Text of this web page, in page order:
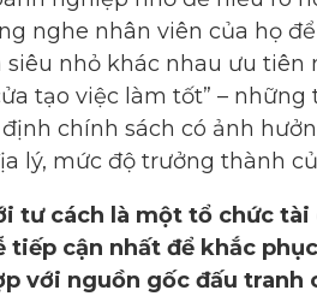
nghe nhân viên của họ
siêu nhỏ khác nhau ưu
tạo việc làm tốt” –
định chính sách có ảnh
lý, mức độ trưởng thành
tư cách là một tổ chức tài
tiếp cận nhất để khắc
với nguồn gốc đấu tranh